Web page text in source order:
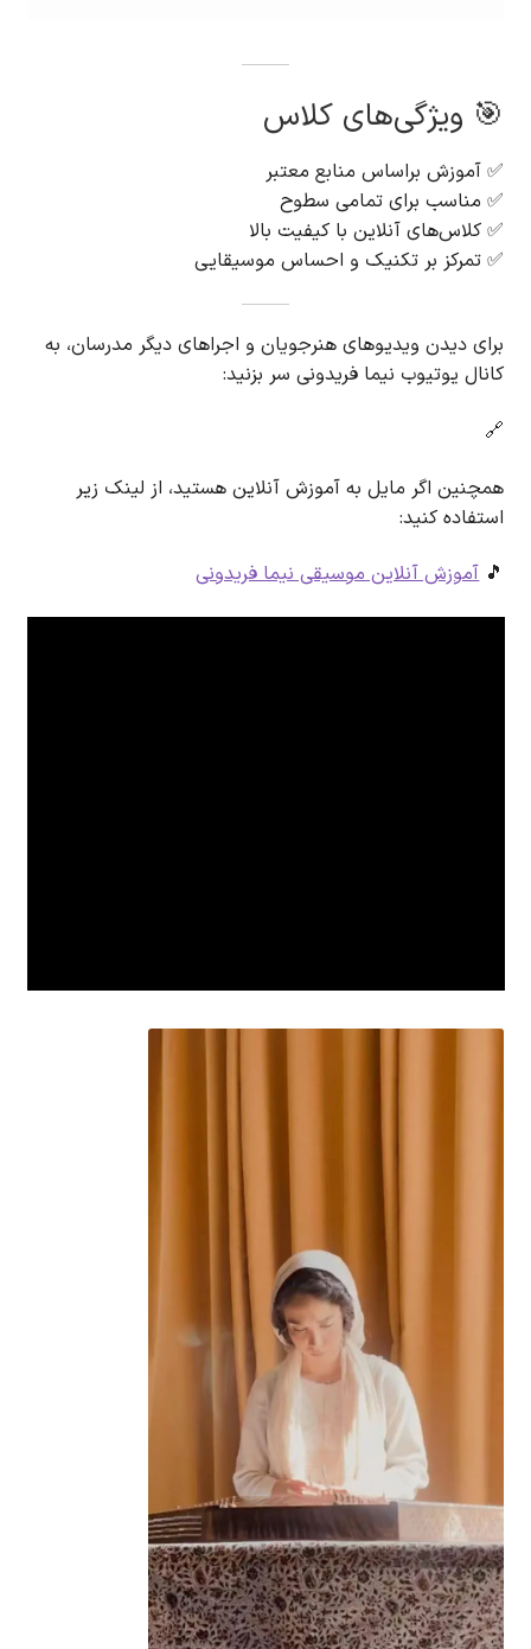
🎯 ویژگی‌های کلاس
✅ آموزش براساس منابع معتبر
✅ مناسب برای تمامی سطوح
✅ کلاس‌های آنلاین با کیفیت بالا
✅ تمرکز بر تکنیک و احساس موسیقایی
برای دیدن ویدیوهای هنرجویان و اجراهای دیگر مدرسان، به
کانال یوتیوب نیما فریدونی سر بزنید:
🔗
همچنین اگر مایل به آموزش آنلاین هستید، از لینک زیر
استفاده کنید:
🎵آموزش آنلاین موسیقی نیما فریدونی